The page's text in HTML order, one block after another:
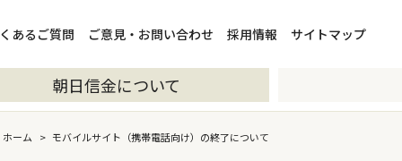
あるご質問 ご意見・お問い合わせ 採用情報 サイトマップ
朝日信金について
ホーム > モバイルサイト（携帯電話向け）の終了について